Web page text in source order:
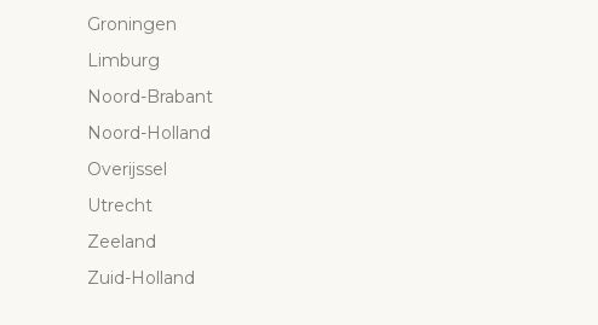
Groningen
Limburg
Noord-Brabant
Noord-Holland
Overijssel
Utrecht
Zeeland
Zuid-Holland